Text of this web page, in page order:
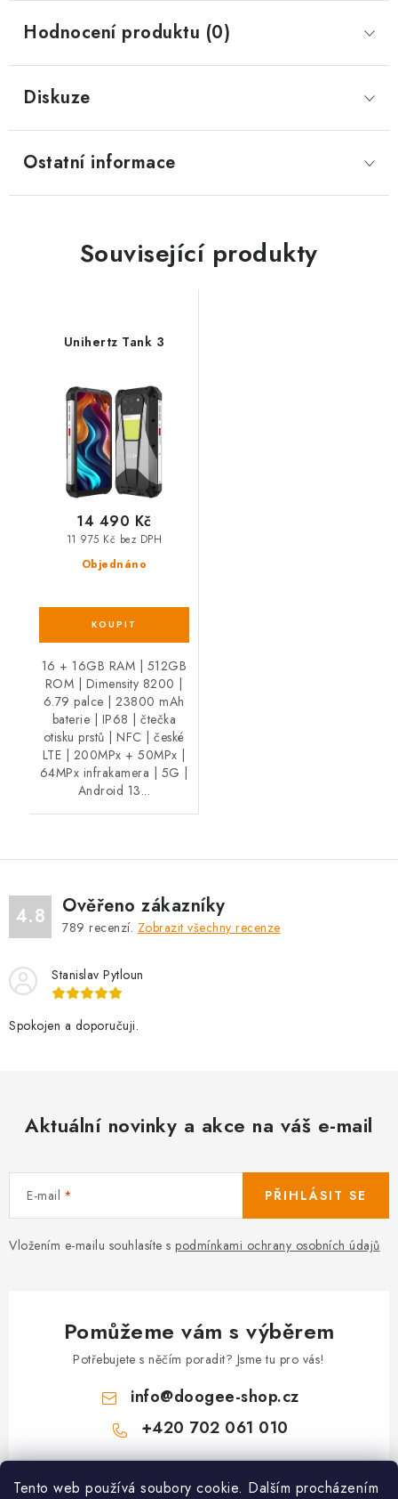
Tento web používá soubory cookie. Dalším procházením
Hodnocení produktu (0)
Diskuze
Ostatní informace
Související produkty
Unihertz Tank 3
Objednáno
11 975 Kč bez DPH
14 490 Kč
16 + 16GB RAM | 512GB
ROM | Dimensity 8200 |
6.79 palce | 23800 mAh
baterie | IP68 | čtečka
otisku prstů | NFC | české
LTE | 200MPx + 50MPx |
64MPx infrakamera | 5G |
Android 13...
4.8 Ověřeno zákazníky
789 recenzí. Zobrazit všechny recenze
Stanislav Pytloun
Spokojen a doporučuji.
Aktuální novinky a akce na váš e-mail
E-mail
Vložením e-mailu souhlasíte s podmínkami ochrany osobních údajů
PŘIHLÁSIT SE
Pomůžeme vám s výběrem
Potřebujete s něčím poradit? Jsme tu pro vás!
info@doogee-shop.cz
+420 702 061 010
Z